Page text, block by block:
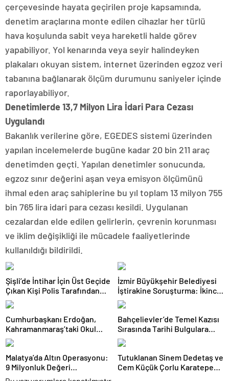
çerçevesinde hayata geçirilen proje kapsamında,
denetim araçlarına monte edilen cihazlar her türlü
hava koşulunda sabit veya hareketli halde görev
yapabiliyor. Yol kenarında veya seyir halindeyken
plakaları okuyan sistem, internet üzerinden egzoz veri
tabanına bağlanarak ölçüm durumunu saniyeler içinde
raporlayabiliyor.
Denetimlerde 13,7 Milyon Lira İdari Para Cezası
Uygulandı
Bakanlık verilerine göre, EGEDES sistemi üzerinden
yapılan incelemelerde bugüne kadar 20 bin 211 araç
denetimden geçti. Yapılan denetimler sonucunda,
egzoz sınır değerini aşan veya emisyon ölçümünü
ihmal eden araç sahiplerine bu yıl toplam 13 milyon 755
bin 765 lira idari para cezası kesildi. Uygulanan
cezalardan elde edilen gelirlerin, çevrenin korunması
ve iklim değişikliği ile mücadele faaliyetlerinde
kullanıldığı bildirildi.
Şişli’de İntihar İçin Üst Geçide
Çıkan Kişi Polis Tarafından
İkna Edildi
İzmir Büyükşehir Belediyesi
İştirakine Soruşturma: İkinci
Dalgada 2 Gözaltı
Cumhurbaşkanı Erdoğan,
Kahramanmaraş’taki Okul
Saldırısında Hayatını
Kaybedenlerin Ailelerini
Kabul Etti
Bahçelievler’de Temel Kazısı
Sırasında Tarihi Bulgulara
Rastlandı
Malatya’da Altın Operasyonu:
9 Milyonluk Değeri
Değiştirilmiş Altın Ele
Tutuklanan Sinem Dedetaş ve
Cem Küçük Çorlu Karatepe